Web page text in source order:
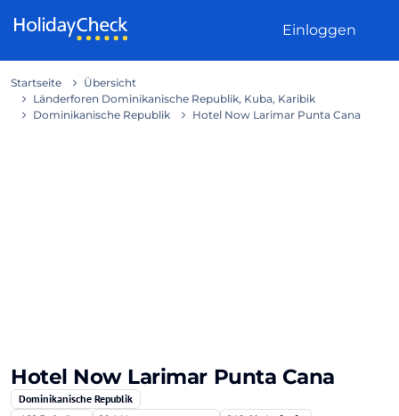
Einloggen
Startseite
Übersicht
Länderforen Dominikanische Republik, Kuba, Karibik
Dominikanische Republik
Hotel Now Larimar Punta Cana
Hotel Now Larimar Punta Cana
Dominikanische Republik